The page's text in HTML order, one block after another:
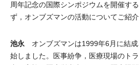
周年記念の国際シンポジウムを開催す
ず，オンブズマンの活動についてご紹介
池永 オンブズマンは1999年6月に結成
始しました。医事紛争，医療現場のト